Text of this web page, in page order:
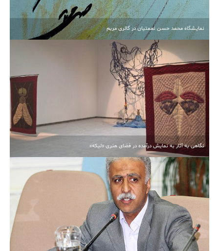
نمایشگاه محمد حسن نعمتیان در گالری مریم
نگاهی به آثار به نمایش درآمده در فضای هنری «لیکه»